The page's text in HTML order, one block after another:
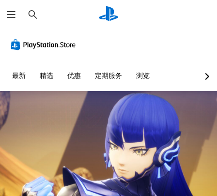
索
最新 精选 优惠 定期服务 浏览